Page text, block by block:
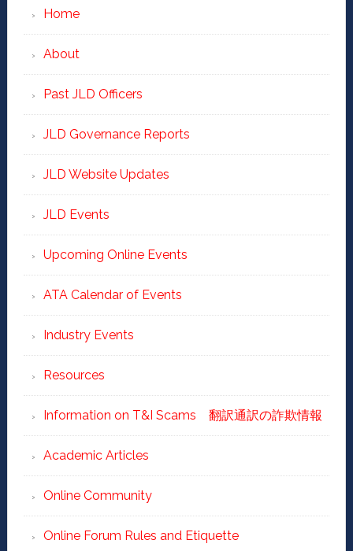
Home
About
Past JLD Officers
JLD Governance Reports
JLD Website Updates
JLD Events
Upcoming Online Events
ATA Calendar of Events
Industry Events
Resources
Information on T&I Scams 翻訳通訳の詐欺情報
Academic Articles
Online Community
Online Forum Rules and Etiquette